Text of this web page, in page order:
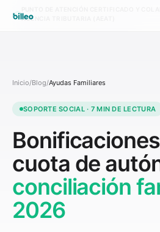
PUNTO DE ATENCIÓN CERTIFICADO Y
AGENCIA TRIBUTARIA (AEAT)
Inicio/Blog/Ayudas Familiares
SOPORTE SOCIAL · 7 MIN DE LECTURA
cuota de
conciliación
2026